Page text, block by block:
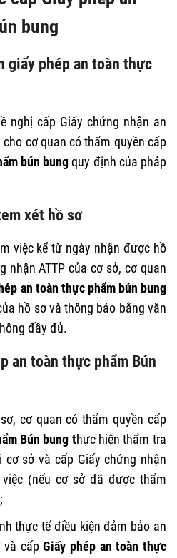
bung
giấy phép an toàn thực
nghị cấp Giấy chứng nhận an
cơ quan có thẩm quyền cấp
bún bungquy định của pháp
xét hồ sơ
việc kể từ ngày nhận được hồ
nhận ATTP của cơ sở, cơ quan
an toàn thực phẩm bún bung
hồ sơ và thông báo bằng văn
đầy đủ.
an toàn thực phẩm Bún
cơ quan có thẩm quyền cấp
Bún bung thực hiện thẩm tra
sở và cấp Giấy chứng nhận
(nếu cơ sở đã được thẩm
thực tế điều kiện đảm bảo an
cấp Giấy phép an toàn thực